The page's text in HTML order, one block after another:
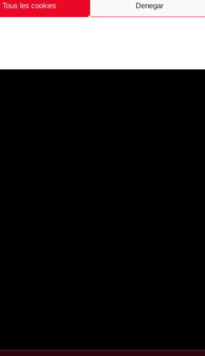
Tous les cookies Denegar